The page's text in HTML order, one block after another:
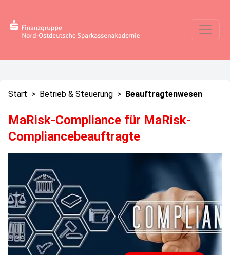
Start > Betrieb & Steuerung > Beauftragtenwesen
MaRisk-Compliance für MaRisk-
Compliancebeauftragte